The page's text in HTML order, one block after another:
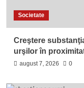
Societate
Creştere
urşilor în
august 7, 2026 0